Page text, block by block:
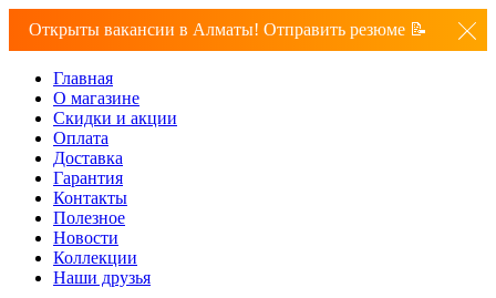
Открыты вакансии в Алматы! Отправить резюме 📝
Главная
О магазине
Скидки и акции
Оплата
Доставка
Гарантия
Контакты
Полезное
Новости
Коллекции
Наши друзья